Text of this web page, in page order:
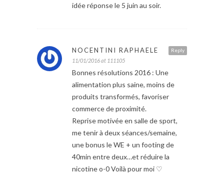
idée réponse le 5 juin au soir.
Reply
NOCENTINI RAPHAELE
11/01/2016 at 111105
Bonnes résolutions 2016 : Une
alimentation plus saine, moins de
produits transformés, favoriser
commerce de proximité.
Reprise motivée en salle de sport,
me tenir à deux séances/semaine,
une bonus le WE + un footing de
40min entre deux…et réduire la
nicotine o-0 Voilà pour moi ♡